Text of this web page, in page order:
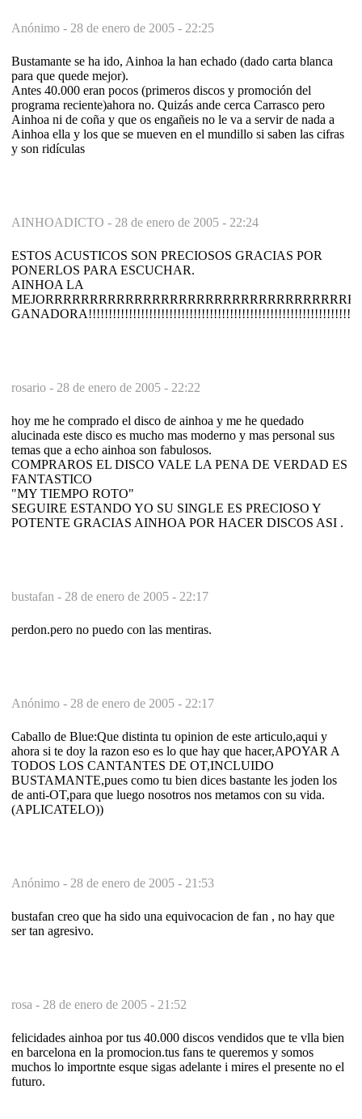
Anónimo - 28 de enero de 2005 - 22:25
Bustamante se ha ido, Ainhoa la han echado (dado carta blanca
para que quede mejor).
Antes 40.000 eran pocos (primeros discos y promoción del
programa reciente)ahora no. Quizás ande cerca Carrasco pero
Ainhoa ni de coña y que os engañeis no le va a servir de nada a
Ainhoa ella y los que se mueven en el mundillo si saben las cifras
y son ridículas
AINHOADICTO - 28 de enero de 2005 - 22:24
ESTOS ACUSTICOS SON PRECIOSOS GRACIAS POR
PONERLOS PARA ESCUCHAR.
AINHOA LA
rosario - 28 de enero de 2005 - 22:22
hoy me he comprado el disco de ainhoa y me he quedado
alucinada este disco es mucho mas moderno y mas personal sus
temas que a echo ainhoa son fabulosos.
COMPRAROS EL DISCO VALE LA PENA DE VERDAD ES
FANTASTICO
"MY TIEMPO ROTO"
SEGUIRE ESTANDO YO SU SINGLE ES PRECIOSO Y
POTENTE GRACIAS AINHOA POR HACER DISCOS ASI .
bustafan - 28 de enero de 2005 - 22:17
perdon.pero no puedo con las mentiras.
Anónimo - 28 de enero de 2005 - 22:17
Caballo de Blue:Que distinta tu opinion de este articulo,aqui y
ahora si te doy la razon eso es lo que hay que hacer,APOYAR A
TODOS LOS CANTANTES DE OT,INCLUIDO
BUSTAMANTE,pues como tu bien dices bastante les joden los
de anti-OT,para que luego nosotros nos metamos con su vida.
(APLICATELO))
Anónimo - 28 de enero de 2005 - 21:53
bustafan creo que ha sido una equivocacion de fan , no hay que
ser tan agresivo.
rosa - 28 de enero de 2005 - 21:52
felicidades ainhoa por tus 40.000 discos vendidos que te vlla bien
en barcelona en la promocion.tus fans te queremos y somos
muchos lo importnte esque sigas adelante i mires el presente no el
futuro.